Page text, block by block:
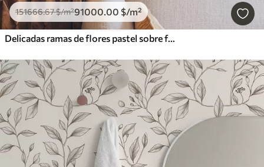
151666.67$/m²91000.00 $/m²
Delicadas ramas de flores pastel sobre fondo beige